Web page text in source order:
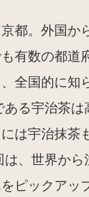
都。外国か
有数の都道
全国的に知
ある宇治茶は
は宇治抹茶
は、世界か
ピックアッ